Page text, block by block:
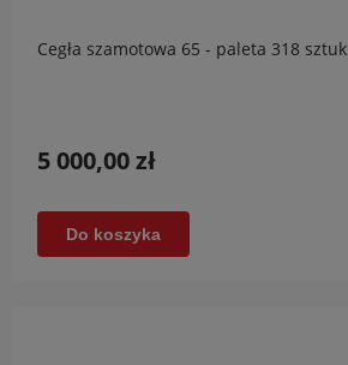
Cegła szamotowa 65 - paleta 318 sztuk
5 000,00 zł
Do koszyka